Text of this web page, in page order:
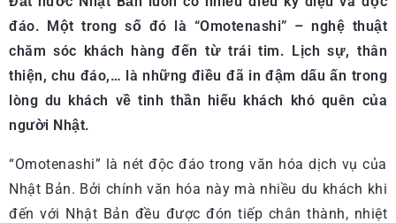
đáo. Một trong số đó là “Omotenashi” – nghệ thuật
chăm sóc khách hàng đến từ trái tim. Lịch sự, thân
thiện, chu đáo,… là những điều đã in đậm dấu ấn trong
lòng du khách về tinh thần hiếu khách khó quên của
người Nhật.
“Omotenashi” là nét độc đáo trong văn hóa dịch vụ của
Nhật Bản. Bởi chính văn hóa này mà nhiều du khách khi
đến với Nhật Bản đều được đón tiếp chân thành, nhiệt